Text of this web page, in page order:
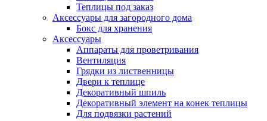
Теплицы под заказ
Аксессуары для загородного дома
Бокс для хранения
Аксессуары
Аппараты для проветривания
Вентиляция
Грядки из лиственницы
Двери к теплице
Декоративный шпиль
Декоративный элемент на конек теплицы
Для подвязки растений